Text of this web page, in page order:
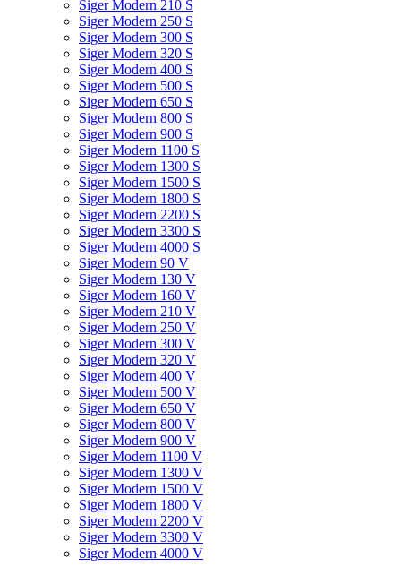
Siger Modern 210 S
Siger Modern 250 S
Siger Modern 300 S
Siger Modern 320 S
Siger Modern 400 S
Siger Modern 500 S
Siger Modern 650 S
Siger Modern 800 S
Siger Modern 900 S
Siger Modern 1100 S
Siger Modern 1300 S
Siger Modern 1500 S
Siger Modern 1800 S
Siger Modern 2200 S
Siger Modern 3300 S
Siger Modern 4000 S
Siger Modern 90 V
Siger Modern 130 V
Siger Modern 160 V
Siger Modern 210 V
Siger Modern 250 V
Siger Modern 300 V
Siger Modern 320 V
Siger Modern 400 V
Siger Modern 500 V
Siger Modern 650 V
Siger Modern 800 V
Siger Modern 900 V
Siger Modern 1100 V
Siger Modern 1300 V
Siger Modern 1500 V
Siger Modern 1800 V
Siger Modern 2200 V
Siger Modern 3300 V
Siger Modern 4000 V